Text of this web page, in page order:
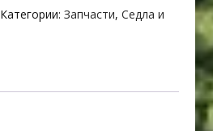
Категории: Запчасти, Седла и